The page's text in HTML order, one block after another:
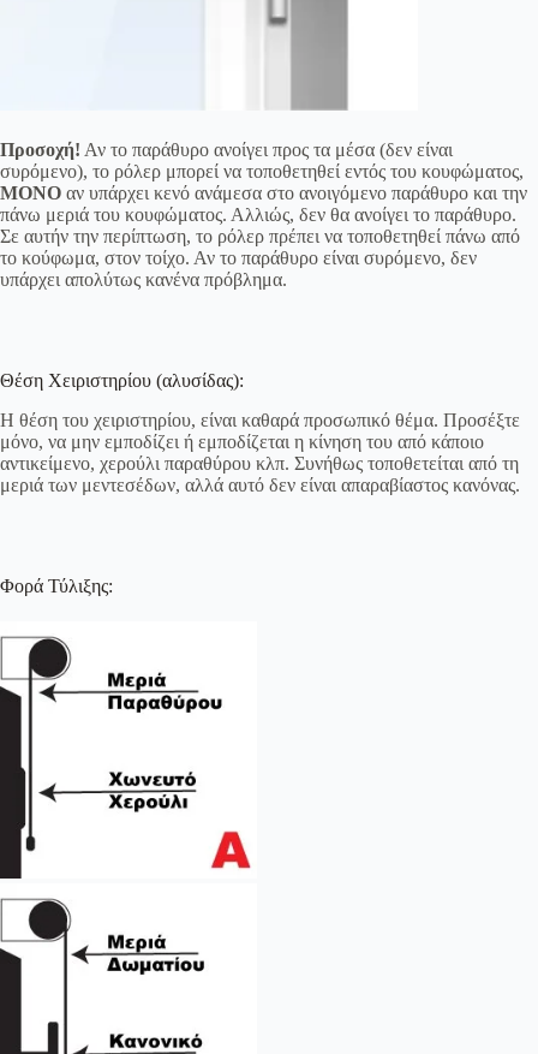
Προσοχή! Αν το παράθυρο ανοίγει προς τα μέσα (δεν είναι
συρόμενο), το ρόλερ μπορεί να τοποθετηθεί εντός του κουφώματος,
ΜΟΝΟ αν υπάρχει κενό ανάμεσα στο ανοιγόμενο παράθυρο και την
πάνω μεριά του κουφώματος. Αλλιώς, δεν θα ανοίγει το παράθυρο.
Σε αυτήν την περίπτωση, το ρόλερ πρέπει να τοποθετηθεί πάνω από
το κούφωμα, στον τοίχο. Αν το παράθυρο είναι συρόμενο, δεν
υπάρχει απολύτως κανένα πρόβλημα.
Θέση Χειριστηρίου (αλυσίδας):
Η θέση του χειριστηρίου, είναι καθαρά προσωπικό θέμα. Προσέξτε
μόνο, να μην εμποδίζει ή εμποδίζεται η κίνηση του από κάποιο
αντικείμενο, χερούλι παραθύρου κλπ. Συνήθως τοποθετείται από τη
μεριά των μεντεσέδων, αλλά αυτό δεν είναι απαραβίαστος κανόνας.
Φορά Τύλιξης: